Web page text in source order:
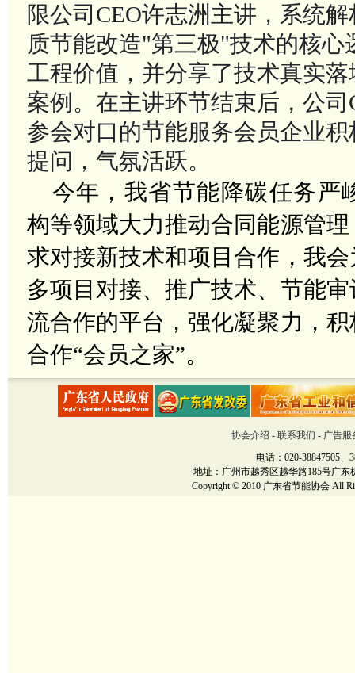
限公司 CEO许志洲主讲，系统
质节能改造"第三极"技术的核心
工程价值，并分享了技术真实
案例。在主讲环节结束后，公
参会对口的节能服务会员企业
提问，气氛活跃。
今年，我省节能降碳任务严
构等领域大力推动合同能源管
求对接新技术和项目合作，我
多项目对接、推广技术、节能
流合作的平台，强化凝聚力，
合作“会员之家”。
协会介绍 - 联系我们 - 广告服
电话：020-38847505、
地址：广州市越秀区越华路185号广东
Copyright © 2010 广东省节能协会 All